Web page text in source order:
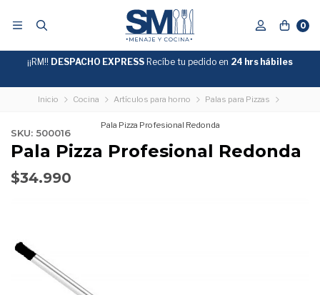
0
GRATIS
SOBRE
¡¡RM!! DESPACHO EXPRESS Recíbe tu pedido en 24 hrs hábiles
Inicio Cocina Artículos para horno Palas para Pizzas
Pala Pizza Profesional Redonda
SKU: 500016
Pala Pizza Profesional Redonda
$34.990